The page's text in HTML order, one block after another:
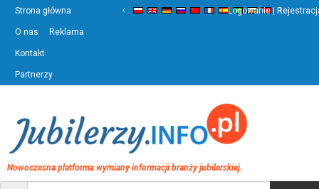
Strona główna
O nas Reklama
Kontakt
Partnerzy
‹ ›
Logowanie |
Nowoczesna platforma wymiany informacji branży jubilerskiej.